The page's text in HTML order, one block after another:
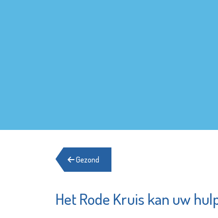
Gezond
Het Rode Kruis kan uw